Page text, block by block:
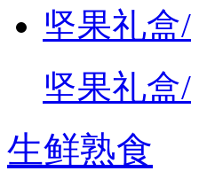
坚果礼盒/
坚果礼盒/
生鲜熟食